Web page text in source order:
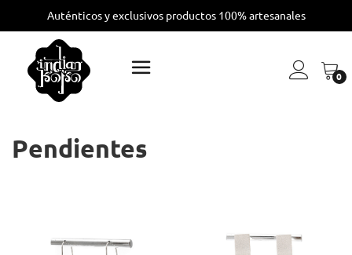
Auténticos y exclusivos productos 100% artesanales
0
Pendientes